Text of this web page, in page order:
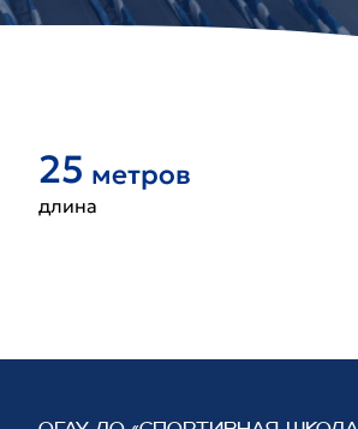
25 метров
длина